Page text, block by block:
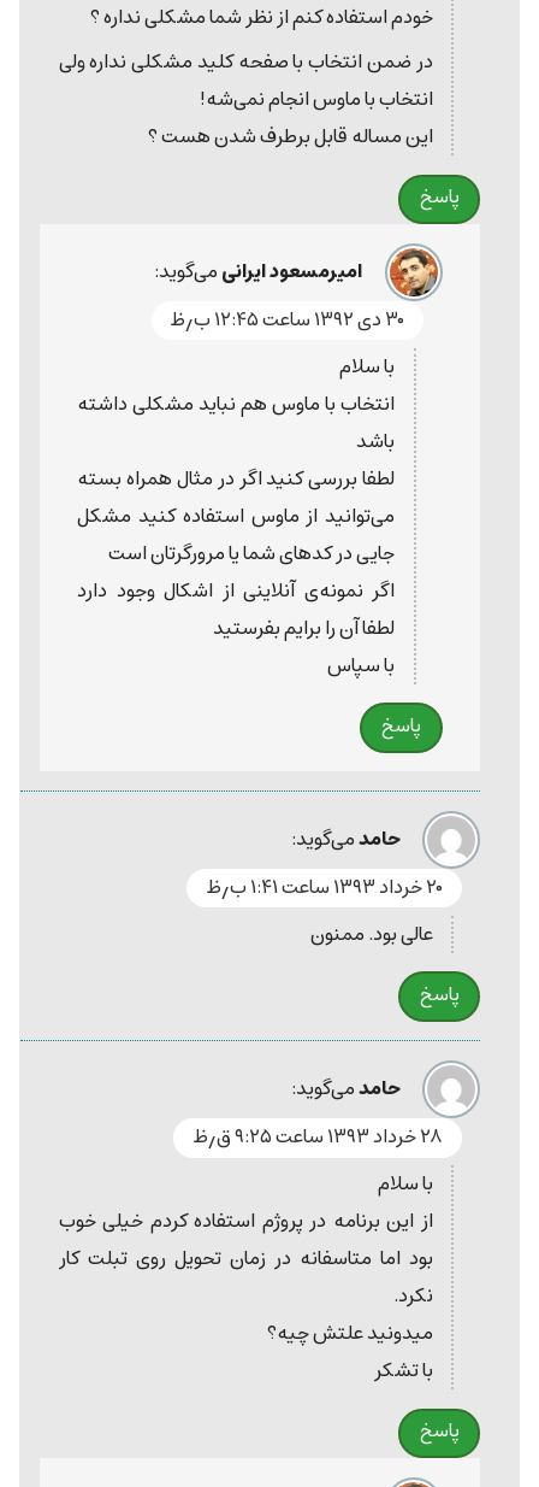
خودم استفاده کنم از نظر شما مشکلی نداره ؟
در ضمن انتخاب با صفحه کلید مشکلی نداره ولی
انتخاب با ماوس انجام نمی‌شه!
این مساله قابل برطرف شدن هست ؟
پاسخ
امیرمسعود ایرانیمی‌گوید:
۳۰ دی ۱۳۹۲ ساعت ۱۲:۴۵ ب٫ظ
با سلام
انتخاب با ماوس هم نباید مشکلی داشته
باشد
لطفا بررسی کنید اگر در مثال همراه بسته
می‌توانید از ماوس استفاده کنید مشکل
جایی در کدهای شما یا مرورگرتان است
اگر نمونه‌ی آنلاینی از اشکال وجود دارد
لطفا آن را برایم بفرستید
با سپاس
پاسخ
حامدمی‌گوید:
۲۰ خرداد ۱۳۹۳ ساعت ۱:۴۱ ب٫ظ
عالی بود. ممنون
پاسخ
حامدمی‌گوید:
۲۸ خرداد ۱۳۹۳ ساعت ۹:۲۵ ق٫ظ
با سلام
از این برنامه در پروژم استفاده کردم خیلی خوب
بود اما متاسفانه در زمان تحویل روی تبلت کار
نکرد.
میدونید علتش چیه؟
با تشکر
پاسخ